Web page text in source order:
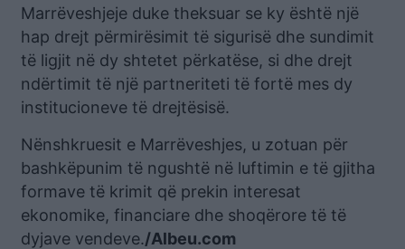
Marrëveshjeje duke theksuar se ky është një
hap drejt përmirësimit të sigurisë dhe sundimit
të ligjit në dy shtetet përkatëse, si dhe drejt
ndërtimit të një partneriteti të fortë mes dy
institucioneve të drejtësisë.
Nënshkruesit e Marrëveshjes, u zotuan për
bashkëpunim të ngushtë në luftimin e të gjitha
formave të krimit që prekin interesat
ekonomike, financiare dhe shoqërore të të
dyjave vendeve./Albeu.com